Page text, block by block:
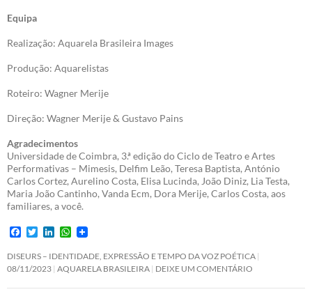
Equipa
Realização: Aquarela Brasileira Images
Produção: Aquarelistas
Roteiro: Wagner Merije
Direção: Wagner Merije & Gustavo Pains
Agradecimentos
Universidade de Coimbra, 3.ª edição do Ciclo de Teatro e Artes
Performativas – Mimesis, Delfim Leão, Teresa Baptista, António
Carlos Cortez, Aurelino Costa, Elisa Lucinda, João Diniz, Lia Testa,
Maria João Cantinho, Vanda Ecm, Dora Merije, Carlos Costa, aos
familiares, a você.
F
c
e
b
o
T
i
t
t
e
n
k
e
d
W
a
t
s
A
DISEURS – IDENTIDADE, EXPRESSÃO E TEMPO DA VOZ POÉTICA
08/11/2023 AQUARELA BRASILEIRA DEIXE UM COMENTÁRIO